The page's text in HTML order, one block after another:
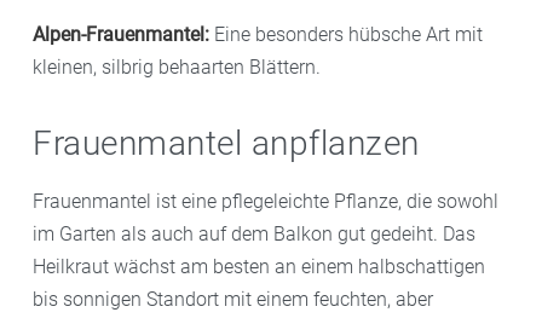
Alpen-Frauenmantel: Eine besonders hübsche Art mit
kleinen, silbrig behaarten Blättern.
Frauenmantel anpflanzen
Frauenmantel ist eine pflegeleichte Pflanze, die sowohl
im Garten als auch auf dem Balkon gut gedeiht. Das
Heilkraut wächst am besten an einem halbschattigen
bis sonnigen Standort mit einem feuchten, aber